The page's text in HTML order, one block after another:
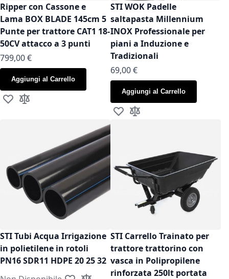
Ripper con Cassone e
Lama BOX BLADE 145cm 5
Punte per trattore CAT1 18-
50CV attacco a 3 punti
799,00 €
Aggiungi al Carrello
Aggiungi alla lista desideri
Aggiungi al confronto
STI WOK Padelle
saltapasta Millennium
INOX Professionale per
piani a Induzione e
Tradizionali
As low as
69,00 €
Aggiungi al Carrello
Aggiungi alla lista desideri
Aggiungi al confronto
STI Tubi Acqua Irrigazione
in polietilene in rotoli
PN16 SDR11 HDPE 20 25 32
STI Carrello Trainato per
trattore trattorino con
vasca in Polipropilene
rinforzata 250lt portata